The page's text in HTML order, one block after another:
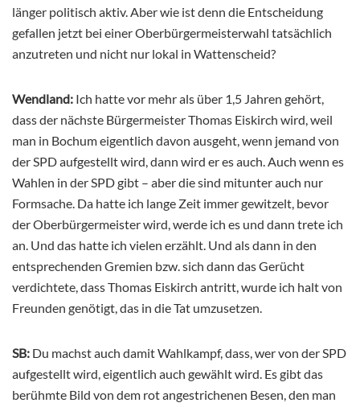
länger politisch aktiv. Aber wie ist denn die Entscheidung
gefallen jetzt bei einer Oberbürgermeisterwahl tatsächlich
anzutreten und nicht nur lokal in Wattenscheid?
Wendland: Ich hatte vor mehr als über 1,5 Jahren gehört,
dass der nächste Bürgermeister Thomas Eiskirch wird, weil
man in Bochum eigentlich davon ausgeht, wenn jemand von
der SPD aufgestellt wird, dann wird er es auch. Auch wenn es
Wahlen in der SPD gibt – aber die sind mitunter auch nur
Formsache. Da hatte ich lange Zeit immer gewitzelt, bevor
der Oberbürgermeister wird, werde ich es und dann trete ich
an. Und das hatte ich vielen erzählt. Und als dann in den
entsprechenden Gremien bzw. sich dann das Gerücht
verdichtete, dass Thomas Eiskirch antritt, wurde ich halt von
Freunden genötigt, das in die Tat umzusetzen.
SB: Du machst auch damit Wahlkampf, dass, wer von der SPD
aufgestellt wird, eigentlich auch gewählt wird. Es gibt das
berühmte Bild von dem rot angestrichenen Besen, den man